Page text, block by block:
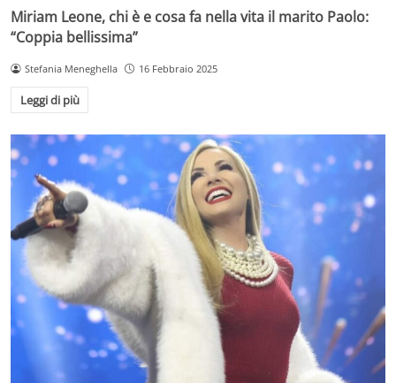
Miriam Leone, chi è e cosa fa nella vita il marito Paolo:
“Coppia bellissima”
Stefania Meneghella 16 Febbraio 2025
Leggi di più